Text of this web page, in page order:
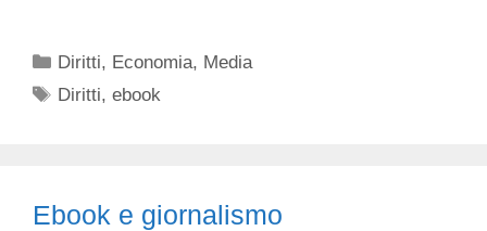
Categorie
Diritti, Economia, Media
Tag
Diritti,ebook
Ebook e giornalismo